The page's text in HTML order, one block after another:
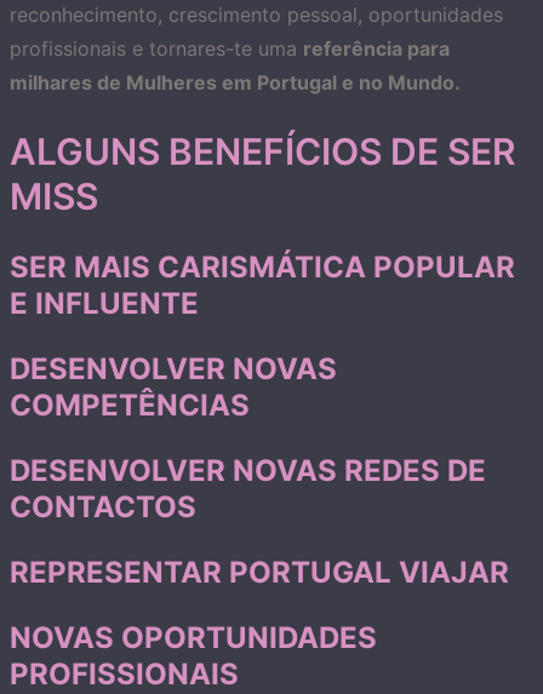
reconhecimento, crescimento pessoal, oportunidades
profissionais e tornares-te uma referência para
milhares de Mulheres em Portugal e no Mundo.
ALGUNS BENEFÍCIOS DE SER
MISS
SER MAIS CARISMÁTICA POPULAR
E INFLUENTE
DESENVOLVER NOVAS
COMPETÊNCIAS
DESENVOLVER NOVAS REDES DE
CONTACTOS
REPRESENTAR PORTUGAL VIAJAR
NOVAS OPORTUNIDADES
PROFISSIONAIS